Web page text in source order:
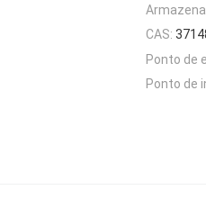
CAS:
Ponto de
Ponto de